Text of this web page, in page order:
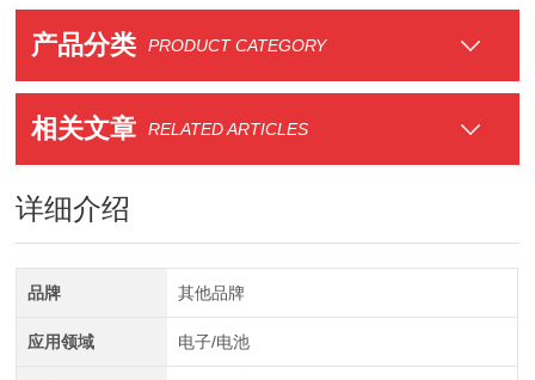
产品分类 PRODUCT CATEGORY
相关文章 RELATED ARTICLES
详细介绍
品牌 其他品牌
应用领域 电子/电池